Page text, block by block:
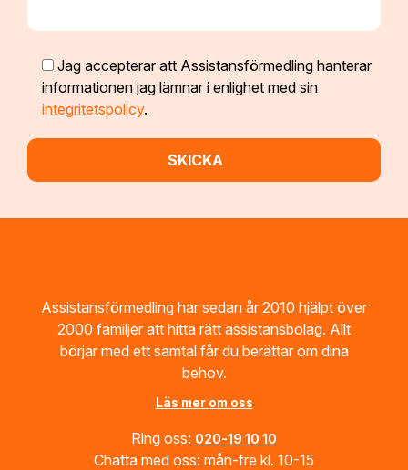
Jag accepterar att Assistansförmedling hanterar
informationen jag lämnar i enlighet med sin
integritetspolicy.
Assistansförmedling har sedan år 2010 hjälpt över
2000 familjer att hitta rätt assistansbolag. Allt
börjar med ett samtal får du berättar om dina
behov.
Läs mer om oss
Ring oss: 020-19 10 10
Chatta med oss: mån-fre kl. 10-15